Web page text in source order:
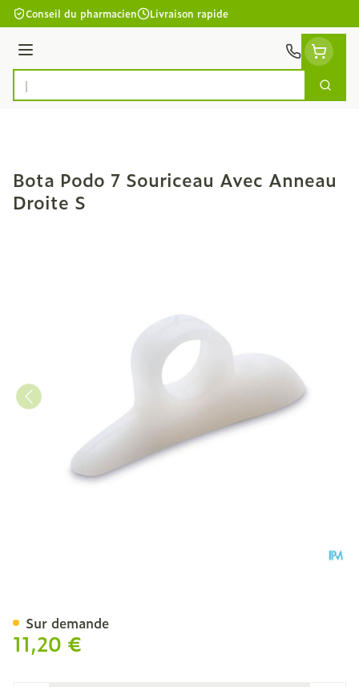
Aller au contenu
Conseil du pharmacien Livraison rapide
Menu
Rechercher
Bota Podo 7 Souriceau Avec Anneau
Droite S
11,20 €
Sur demande